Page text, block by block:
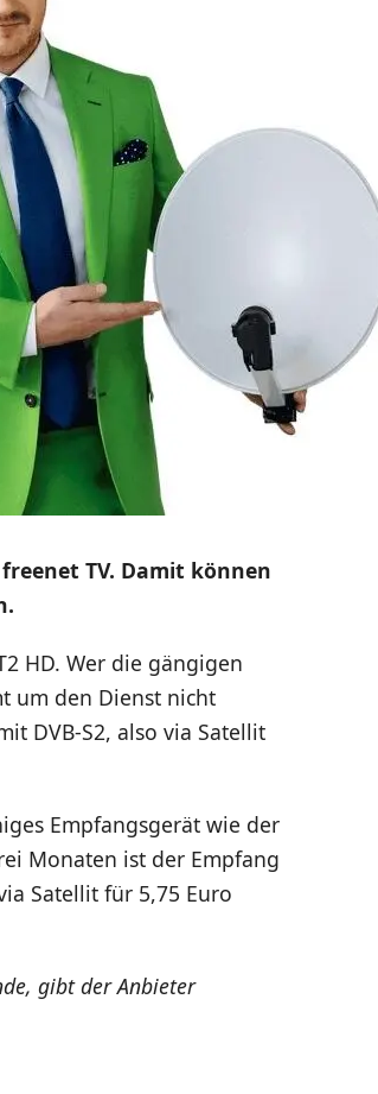
TV. Damit können
HD. Wer die gängigen
um den Dienst nicht
DVB-S2, also via Satellit
Empfangsgerät wie der
Monaten ist der Empfang
Satellit für 5,75 Euro
gibt der Anbieter